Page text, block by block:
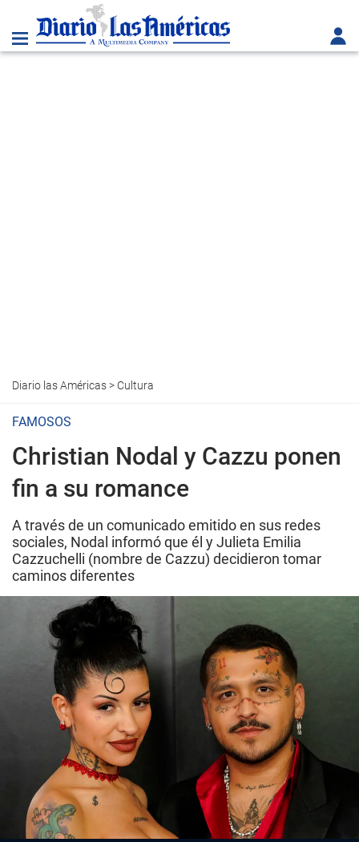
Diario las Américas> Cultura
FAMOSOS
Christian Nodal y Cazzu ponen
fin a su romance
A través de un comunicado emitido en sus redes
sociales, Nodal informó que él y Julieta Emilia
Cazzuchelli (nombre de Cazzu) decidieron tomar
caminos diferentes